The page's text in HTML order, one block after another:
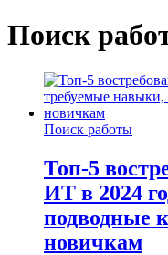
Поиск
Поиск работы
Топ-5
ИТ в 2024
подводные
новичкам